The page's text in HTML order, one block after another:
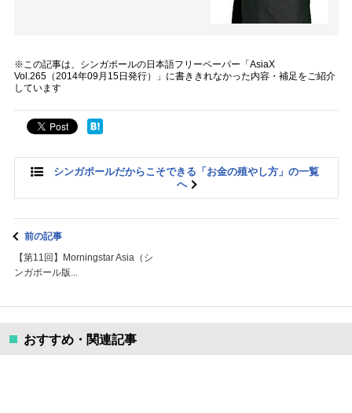
※この記事は、シンガポールの日本語フリーペーパー「AsiaX
Vol.265（2014年09月15日発行）」に書ききれなかった内容・補足をご紹介
しています
シンガポールだからこそできる「お金の殖やし方」の一覧
へ
前の記事
【第11回】Morningstar Asia（シ
ンガポール版...
おすすめ・関連記事